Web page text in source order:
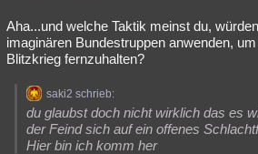
Aha...und welche Taktik meinst du,
imaginären Bundestruppen anwenden,
Blitzkrieg fernzuhalten?
saki2 schrieb:
du glaubst doch nicht wirklich das es
der Feind sich auf ein offenes
Hier bin ich komm her